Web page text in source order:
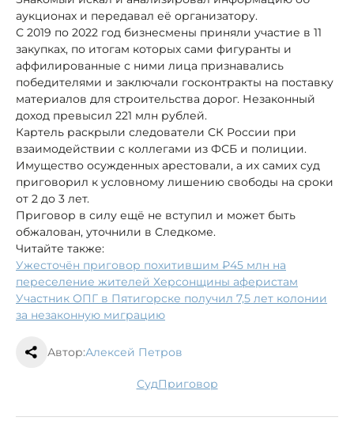
аукционах и передавал её организатору.
С 2019 по 2022 год бизнесмены приняли участие в 11
закупках, по итогам которых сами фигуранты и
аффилированные с ними лица признавались
победителями и заключали госконтракты на поставку
материалов для строительства дорог. Незаконный
доход превысил 221 млн рублей.
Картель раскрыли следователи СК России при
взаимодействии с коллегами из ФСБ и полиции.
Имущество осужденных арестовали, а их самих суд
приговорил к условному лишению свободы на сроки
от 2 до 3 лет.
Приговор в силу ещё не вступил и может быть
обжалован, уточнили в Следкоме.
Читайте также:
Ужесточён приговор похитившим ₽45 млн на
переселение жителей Херсонщины аферистам
Участник ОПГ в Пятигорске получил 7,5 лет колонии
за незаконную миграцию
Автор:Алексей Петров
суд приговор